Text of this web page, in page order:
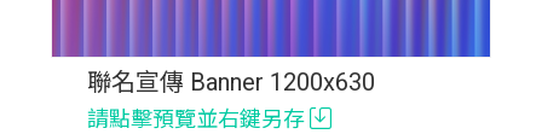
聯名宣傳 Banner 1200x630
請點擊預覽並右鍵另存